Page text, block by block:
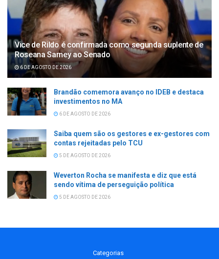
Vice de Rildo é confirmada como segunda suplente de
Roseana Sarney ao Senado
6 DE AGOSTO DE 2026
Brandão comemora avanço no IDEB e destaca
investimentos no MA
6 DE AGOSTO DE 2026
Saiba quem são os gestores e ex-gestores com
contas rejeitadas pelo TCU
5 DE AGOSTO DE 2026
Weverton Rocha se manifesta e diz que está
sendo vítima de perseguição política
5 DE AGOSTO DE 2026
Categorias